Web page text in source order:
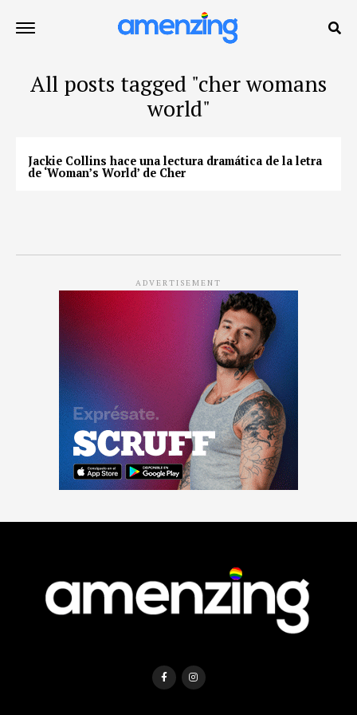
All posts tagged "cher womans
world"
Jackie Collins hace una lectura dramática de la letra
de ‘Woman’s World’ de Cher
ADVERTISEMENT